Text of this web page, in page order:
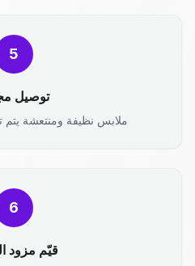
5
توصيل
ملابس نظيفة ومنتعشة يتم
6
قيّم مزود